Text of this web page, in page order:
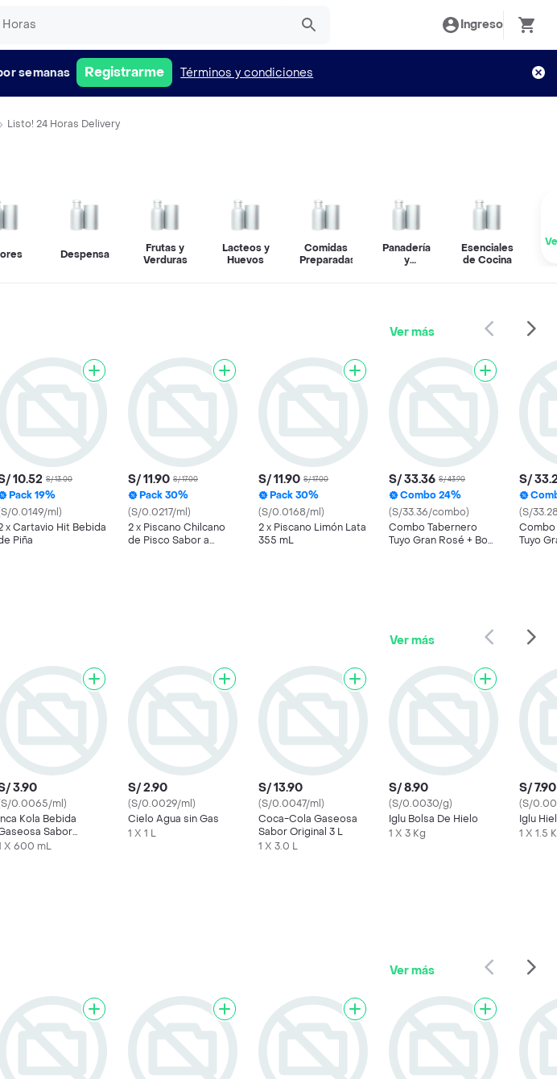
Ingreso
semanas Registrarme Términos y condiciones
Listo! 24 Horas Delivery
Despensa
Frutas y
Verduras
Lacteos y
Huevos
Comidas
Preparadas
Panadería
y
Esenciales
de Cocina
Ver más
10.52 S/ 13.00
Pack 19%
0.0149/ml)
x Cartavio Hit Bebida
Piña
S/ 11.90 S/ 17.00
Pack 30%
(S/0.0217/ml)
2 x Piscano Chilcano
de Pisco Sabor a
S/ 11.90 S/ 17.00
Pack 30%
(S/0.0168/ml)
2 x Piscano Limón Lata
355 mL
S/ 33.36 S/ 43.90
Combo 24%
(S/33.36/combo)
Combo Tabernero
Tuyo Gran Rosé + Bon
S/
(S/
Combo
Tuyo
Ver más
3.90
0.0065/ml)
Kola Bebida
Sabor
X 600 mL
S/ 2.90
(S/0.0029/ml)
Cielo Agua sin Gas
1 X 1 L
S/ 13.90
(S/0.0047/ml)
Coca-Cola Gaseosa
Sabor Original 3 L
1 X 3.0 L
S/ 8.90
(S/0.0030/g)
Iglu Bolsa De Hielo
1 X 3 Kg
S/ 7.90
(S/
Iglu
1 X 1.5
Ver más